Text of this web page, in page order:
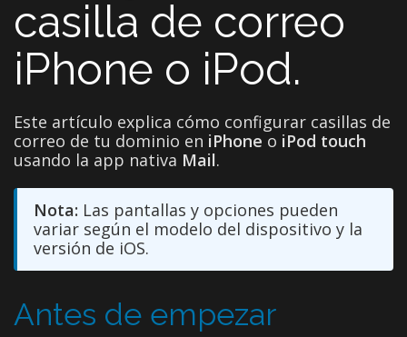
casilla de correo
iPhone o iPod.
Este artículo explica cómo configurar casillas de
correo de tu dominio en iPhone o iPod touch
usando la app nativa Mail.
Nota: Las pantallas y opciones pueden
variar según el modelo del dispositivo y la
versión de iOS.
Antes de empezar